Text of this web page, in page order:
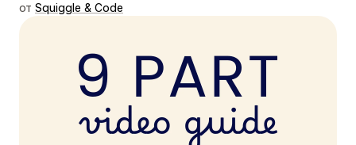
от Squiggle & Code